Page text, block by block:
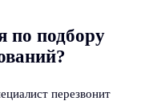
по подбору
перезвонит